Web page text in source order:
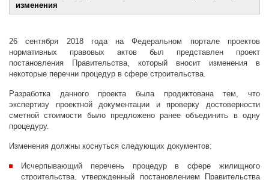
изменения
26 сентября 2018 года на Федеральном портале проектов
нормативных правовых актов был представлен проект
постановления Правительства, который вносит изменения в
некоторые перечни процедур в сфере строительства.
Разработка данного проекта была продиктована тем, что
экспертизу проектной документации и проверку достоверности
сметной стоимости было предложено ранее объединить в одну
процедуру.
Изменения должны коснуться следующих документов:
Исчерпывающий перечень процедур в сфере жилищного
строительства, утвержденный постановлением Правительства